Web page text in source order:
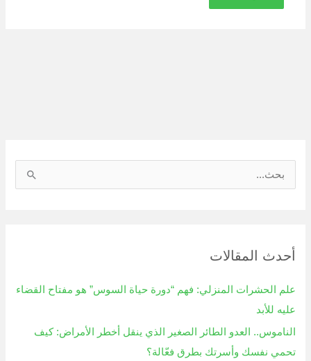
ث
أحدث المقالات
علم الحشرات المنزلي: فهم “دورة حياة السوس” هو مفتاح القضاء
عليه للأبد
الناموس.. العدو الطائر الصغير الذي ينقل أخطر الأمراض: كيف
تحمي نفسك وأسرتك بطرق فعّالة؟